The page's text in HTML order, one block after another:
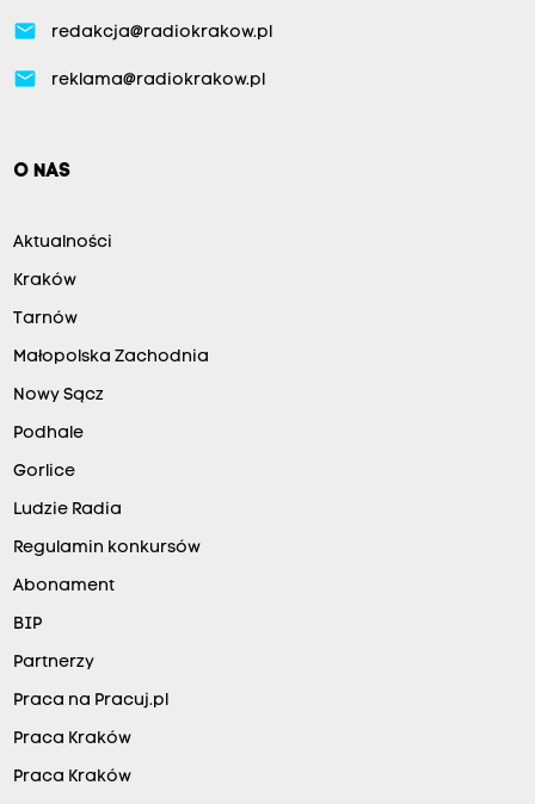
email redakcja@radiokrakow.pl
email reklama@radiokrakow.pl
O NAS
Aktualności
Kraków
Tarnów
Małopolska Zachodnia
Nowy Sącz
Podhale
Gorlice
Ludzie Radia
Regulamin konkursów
Abonament
BIP
Partnerzy
Praca na Pracuj.pl
Praca Kraków
Praca Kraków